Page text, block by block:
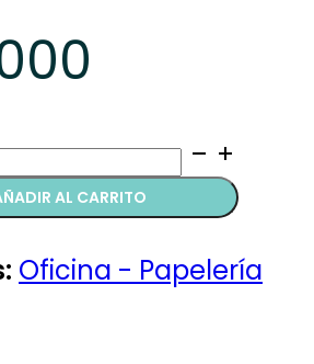
AL CARRITO
Oficina - Papelería